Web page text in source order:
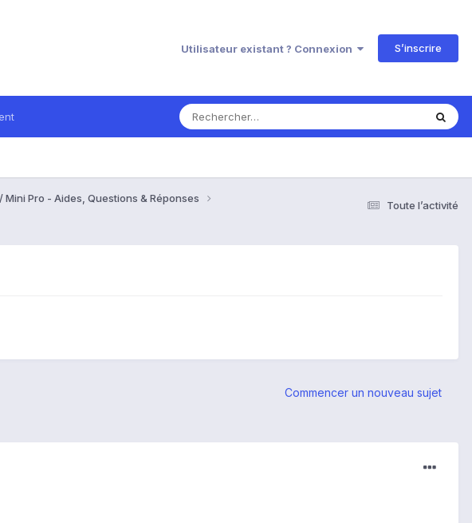
Utilisateur existant ? Connexion S’inscrire
Toute l’activité
Mini Pro - Aides, Questions & Réponses
Commencer un nouveau sujet